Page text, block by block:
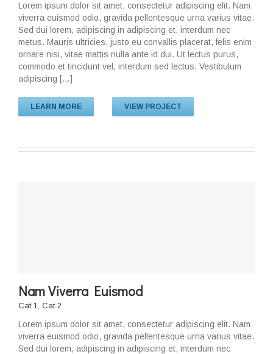
Lorem ipsum dolor sit amet, consectetur adipiscing elit. Nam
viverra euismod odio, gravida pellentesque urna varius vitae.
Sed dui lorem, adipiscing in adipiscing et, interdum nec
metus. Mauris ultricies, justo eu convallis placerat, felis enim
ornare nisi, vitae mattis nulla ante id dui. Ut lectus purus,
commodo et tincidunt vel, interdum sed lectus. Vestibulum
adipiscing […]
LEARN MORE VIEW PROJECT
Nam Viverra Euismod
Cat 1, Cat 2
Lorem ipsum dolor sit amet, consectetur adipiscing elit. Nam
viverra euismod odio, gravida pellentesque urna varius vitae.
Sed dui lorem, adipiscing in adipiscing et, interdum nec